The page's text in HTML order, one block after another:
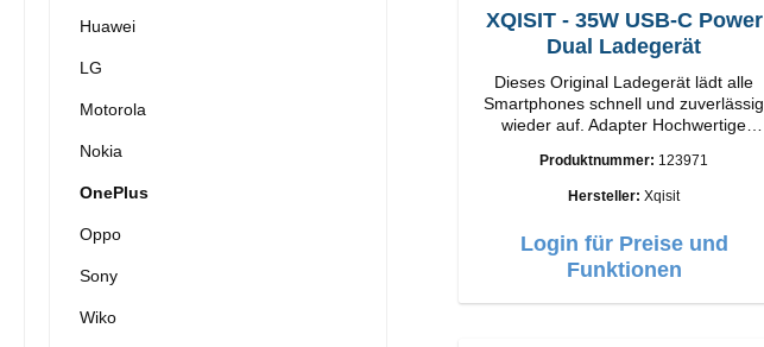
Huawei
LG
Motorola
Nokia
OnePlus
Oppo
Sony
Wiko
XQISIT - 35W USB-C Power
Dual Ladegerät
Dieses Original Ladegerät lädt alle
Smartphones schnell und zuverlässig
wieder auf. Adapter Hochwertige
USB-C Output: 35W Farbe: Weis
Produktnummer: 123971
Hersteller:Xqisit
Login für Preise und
Funktionen